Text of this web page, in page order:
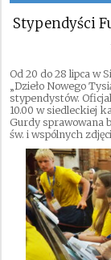
Stypendyści
Od 20 do 28 lipca w
„Dzieło Nowego
stypendystów.
10.00 w siedleckiej
Gurdy sprawowana
św. i wspólnych